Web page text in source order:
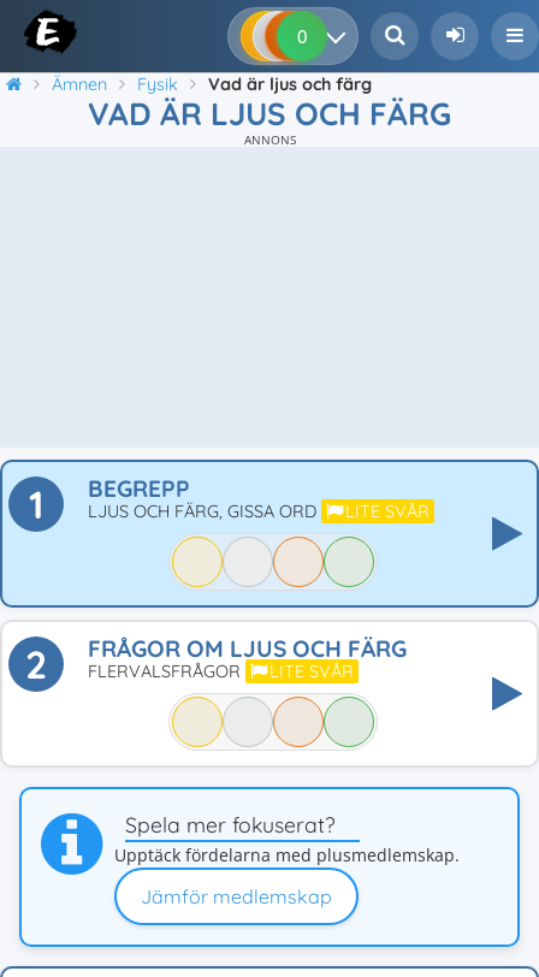
0 0 0
Ämnen Fysik Vad är ljus och färg
VAD ÄR LJUS OCH FÄRG
ANNONS
1 BEGREPP
LJUS OCH FÄRG, GISSA ORD LITE SVÅR
2 FRÅGOR OM LJUS OCH FÄRG
FLERVALSFRÅGOR LITE SVÅR
Spela mer fokuserat?
Upptäck fördelarna med plusmedlemskap.
Jämför medlemskap